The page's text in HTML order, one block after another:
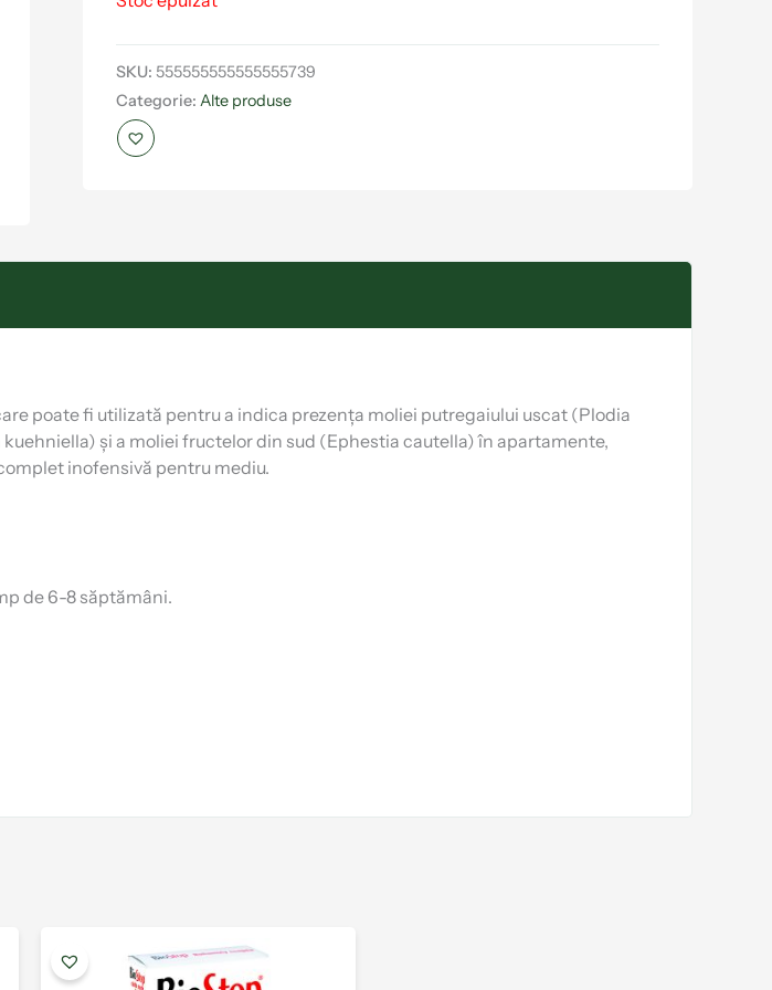
SKU: 555555555555555739
Categorie: Alte produse
poate fi utilizată pentru a indica prezența moliei putregaiului uscat (Plodia
și a moliei fructelor din sud (Ephestia cautella) în apartamente,
inofensivă pentru mediu.
de 6-8 săptămâni.